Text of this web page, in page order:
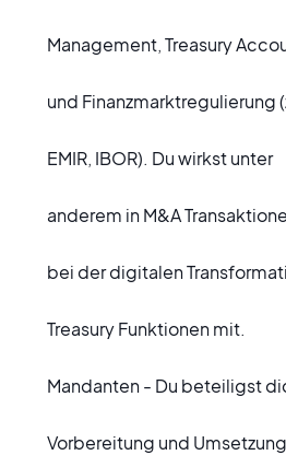
Management, Treasury
und Finanzmarktregulierung
EMIR, IBOR). Du wirkst unter
anderem in M&A
bei der digitalen
Treasury Funktionen mit.
Mandanten - Du beteiligst
Vorbereitung und